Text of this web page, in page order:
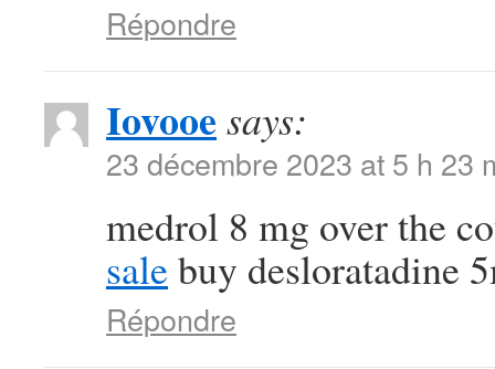
Répondre
Iovooe says:
23 décembre 2023 at 5 h 23
medrol 8 mg over the
sale buy desloratadine
Répondre